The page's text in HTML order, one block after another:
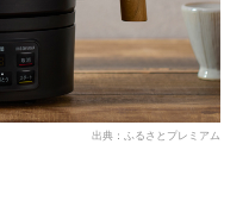
出典：ふるさとプレミアム